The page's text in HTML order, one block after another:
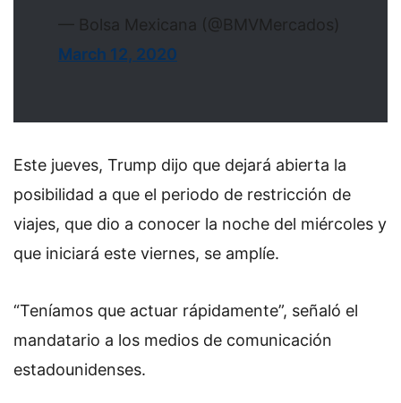
— Bolsa Mexicana (@BMVMercados)
March 12, 2020
Este jueves, Trump dijo que dejará abierta la
posibilidad a que el periodo de restricción de
viajes, que dio a conocer la noche del miércoles y
que iniciará este viernes, se amplíe.
“Teníamos que actuar rápidamente”, señaló el
mandatario a los medios de comunicación
estadounidenses.